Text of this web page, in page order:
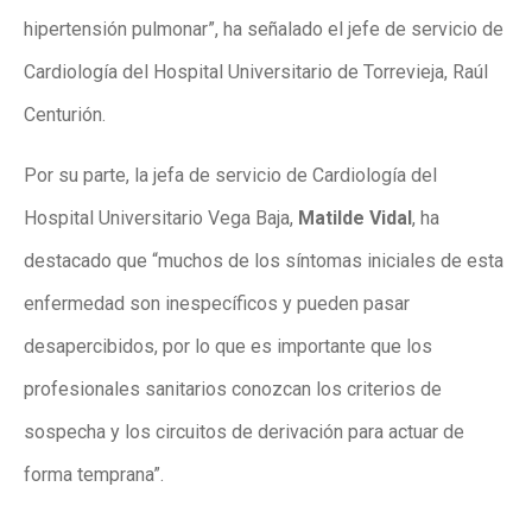
hipertensión pulmonar”, ha señalado el jefe de servicio de
Cardiología del Hospital Universitario de Torrevieja, Raúl
Centurión.
Por su parte, la jefa de servicio de Cardiología del
Hospital Universitario Vega Baja, Matilde Vidal, ha
destacado que “muchos de los síntomas iniciales de esta
enfermedad son inespecíficos y pueden pasar
desapercibidos, por lo que es importante que los
profesionales sanitarios conozcan los criterios de
sospecha y los circuitos de derivación para actuar de
forma temprana”.